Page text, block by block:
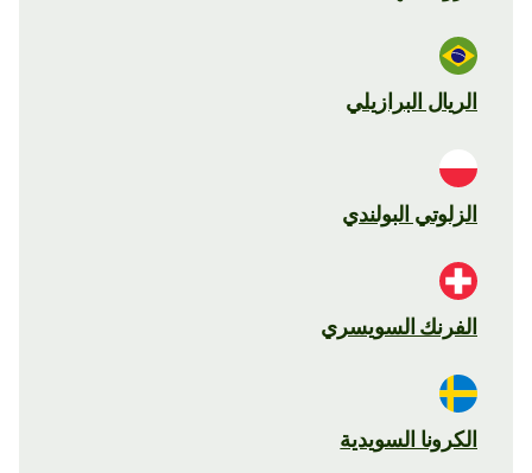
الريال البرازيلي
الزلوتي البولندي
الفرنك السويسري
الكرونا السويدية